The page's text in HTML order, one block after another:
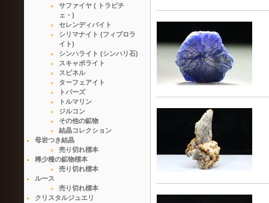
サファイヤ ( トラピチ
ェ・)
セレンディバイト
シリマナイト (フィブロラ
イト)
シンハライト (シンハリ石)
スキャポライト
スピネル
ターフェアイト
トパーズ
トルマリン
ジルコン
その他の鉱物
結晶コレクション
母岩つき結晶
売り切れ標本
稀少種の鉱物標本
売り切れ標本
ルース
売り切れ標本
クリスタルジュエリ